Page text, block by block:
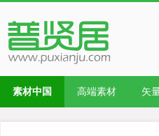
素材中国 高端素材 矢